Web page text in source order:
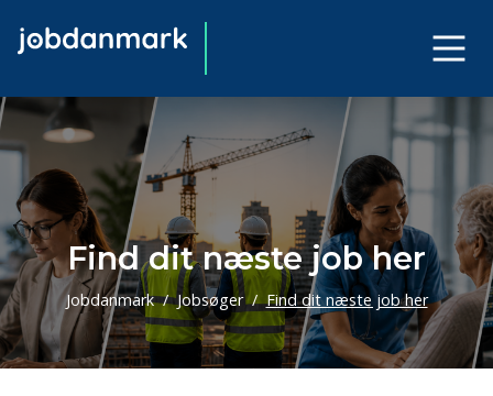
Find dit næste job her
Jobdanmark Jobsøger Find dit næste job her